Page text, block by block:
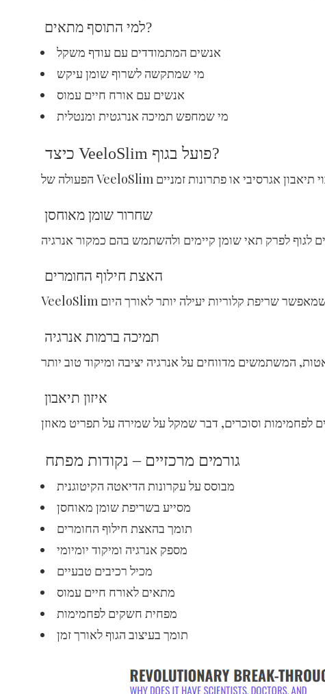
למי התוסף מתאים?
אנשים המתמודדים עם עודף משקל
מי שמתקשה לשרוף שומן עיקש
אנשים עם אורח חיים עמוס
מי שמחפש תמיכה אנרגטית ומנטלית
כיצד VeeloSlim פועל בגוף?
שחרור שומן מאוחסן
האצת חילוף החומרים
תמיכה ברמות אנרגיה
איזון תיאבון
גורמים מרכזיים – נקודות מפתח
מבוסס על עקרונות הדיאטה הקיטוגנית
מסייע בשריפת שומן מאוחסן
תומך בהאצת חילוף החומרים
מספק אנרגיה ומיקוד יומיומי
מכיל רכיבים טבעיים
מתאים לאורח חיים עמוס
מפחית חשקים לפחמימות
תומך בעיצוב הגוף לאורך זמן